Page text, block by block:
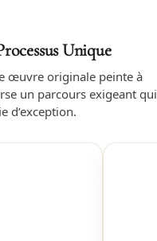
Unique
œuvre originale peinte à
un parcours exigeant qui
d’exception.